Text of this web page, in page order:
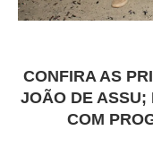
CONFIRA AS
JOÃO DE ASSU;
COM